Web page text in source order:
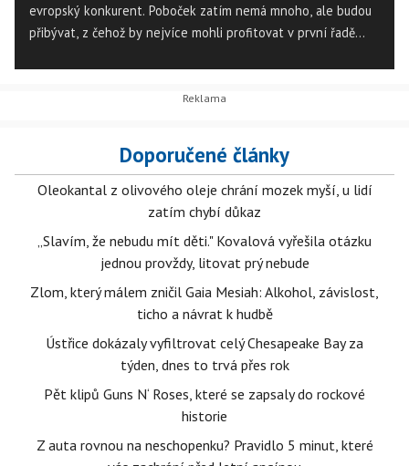
evropský konkurent. Poboček zatím nemá mnoho, ale budou
přibývat, z čehož by nejvíce mohli profitovat v první řadě
Doporučené články
Oleokantal z olivového oleje chrání mozek myší, u lidí
zatím chybí důkaz
„Slavím, že nebudu mít děti." Kovalová vyřešila otázku
jednou provždy, litovat prý nebude
Zlom, který málem zničil Gaia Mesiah: Alkohol, závislost,
ticho a návrat k hudbě
Ústřice dokázaly vyfiltrovat celý Chesapeake Bay za
týden, dnes to trvá přes rok
Pět klipů Guns N‘ Roses, které se zapsaly do rockové
historie
Z auta rovnou na neschopenku? Pravidlo 5 minut, které